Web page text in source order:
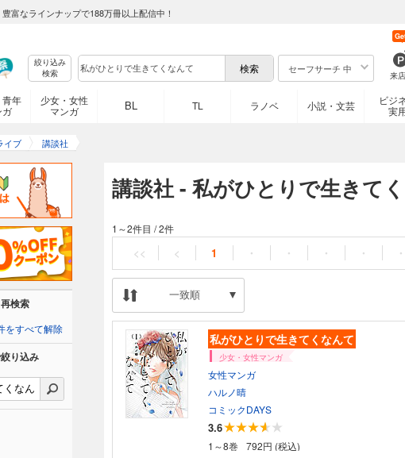
富なラインナップで188万冊以上配信中！
絞り込み
検索
セーフサーチ 中
来
青年
ガ
少女・女性
マンガ
BL TL ラノベ 小説・文芸
ビジ
実
イブ 講談社
講談社 - 私がひとりで生きて
1～2件目 /2件
<< < 1 ・ ・ ・ ・ ・
一致順
私がひとりで生きてくなんて
少女・女性マンガ
女性マンガ
ハルノ晴
コミックDAYS
3.6
1～8巻
792円 (税込)
検索
をすべて解除
り込み